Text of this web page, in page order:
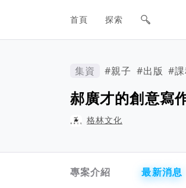
網站主要導航欄
首頁 探索
集資 #親子 #出版 #課
郝廣才的創意寫
格林文化
專案介紹
最新消息